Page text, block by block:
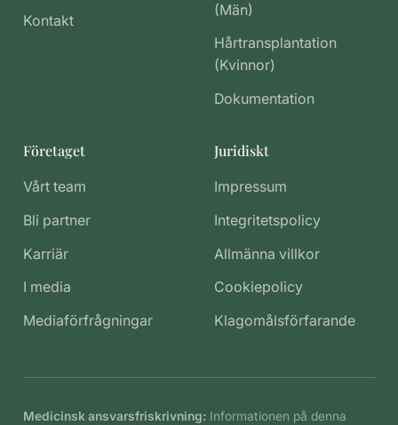
Kontakt
(Män)
Hårtransplantation
(Kvinnor)
Dokumentation
Företaget
Vårt team
Bli partner
Karriär
I media
Mediaförfrågningar
Juridiskt
Impressum
Integritetspolicy
Allmänna villkor
Cookiepolicy
Klagomålsförfarande
Medicinsk ansvarsfriskrivning: Informationen på denna